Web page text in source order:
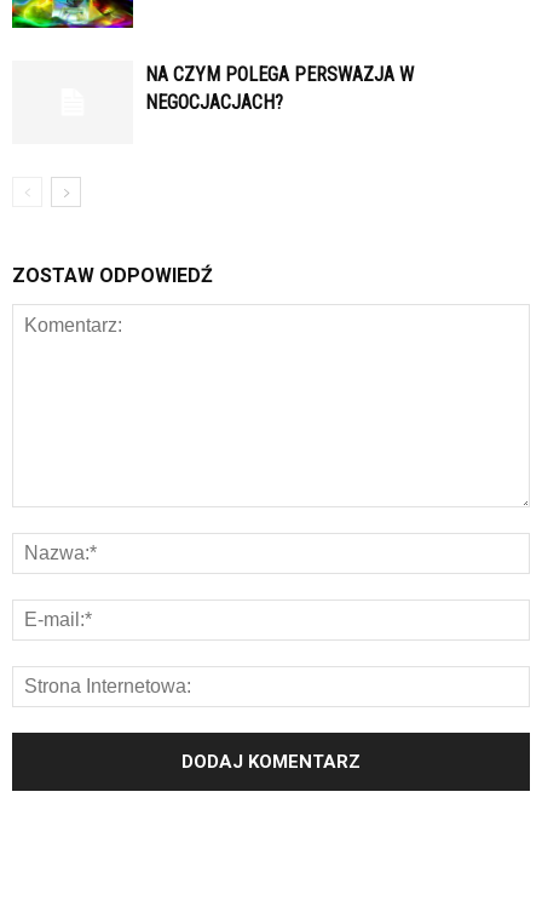
NA CZYM POLEGA PERSWAZJA W
NEGOCJACJACH?
ZOSTAW ODPOWIEDŹ